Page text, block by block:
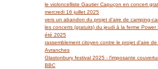
le violoncelliste Gautier Capuçon en concert
mercredi 16 juillet 2025
vers un abandon du projet d'aire de camping-
les concerts (gratuits) du jeudi à la ferme Power
été 2025
rassemblement citoyen contre le projet d'aire de
Avranches
Glastonbury festival 2025 - l'imposante
BBC